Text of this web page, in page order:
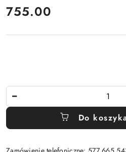
cena:
755.00
Do